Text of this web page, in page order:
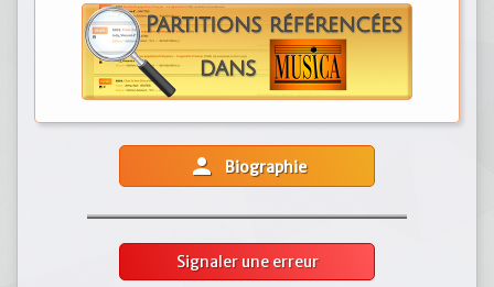
person Biographie
Signaler une erreur